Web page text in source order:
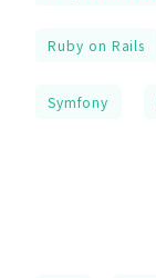
Ruby on Rails
Symfony